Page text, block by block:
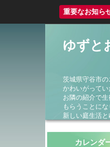
重要なお知ら
ゆずと
茨城県守谷市
かわいがってい
お隣の紹介で
もらうことに
新しい庭生活と
カレンダ